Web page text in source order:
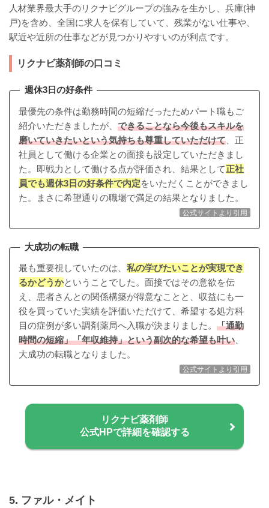
人材業界最大手のリクナビグループの強みを生かし、兵庫(神
戸)を含め、全国に求人を保有していて、残業がない仕事や、
駅近や近所の仕事などが見つかりやすいのが利点です。
リクナビ薬剤師の口コミ
週休3日の好条件
最優先の条件は勤務時間の短縮だったためパート職もご
紹介いただきましたが、 できることなら今後もスキルを
磨いていきたいという気持ちも尊重していただけて 、正
社員として働ける企業との面接も設定していただきまし
た。即戦力として働ける点が評価され、結果として正社
員でも週休3日の好条件で内定をいただくことができまし
た。まさに希望通りの職場で満足の結果となりました。
公式サイトより引用
大成功の転職
最も重要視していたのは、 私の学びたいことが実現でき
るかどうかということでした。面接ではその意欲を伝
え、患者さんとの関係構築が得意なことと、収益にも一
役を買っていた実績を評価いただけて、希望する処方科
目の症例が多い調剤薬局へ入職が決まりました。 「通勤
時間の短縮」「年収維持」という副次的な希望も叶い
大成功の転職となりました。
公式サイトより引用
リクナビ薬剤師
公式HPで詳細を確認する
5. ファル・メイト